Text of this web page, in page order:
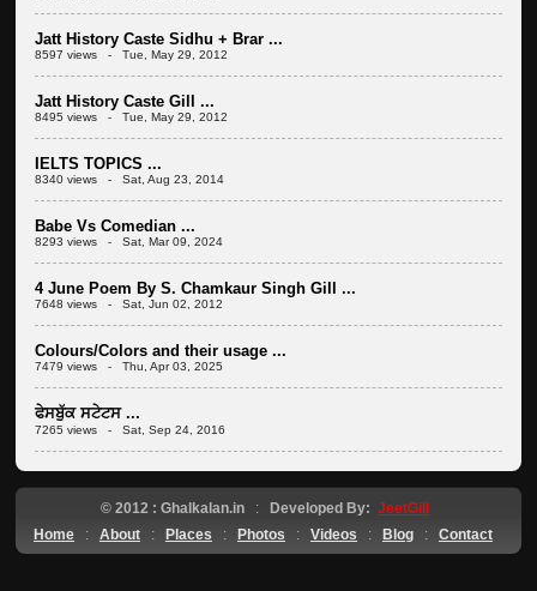
Jatt History Caste Sidhu + Brar ...
8597 views - Tue, May 29, 2012
Jatt History Caste Gill ...
8495 views - Tue, May 29, 2012
IELTS TOPICS ...
8340 views - Sat, Aug 23, 2014
Babe Vs Comedian ...
8293 views - Sat, Mar 09, 2024
4 June Poem By S. Chamkaur Singh Gill ...
7648 views - Sat, Jun 02, 2012
Colours/Colors and their usage ...
7479 views - Thu, Apr 03, 2025
ਫੇਸਬੁੱਕ ਸਟੇਟਸ ...
7265 views - Sat, Sep 24, 2016
© 2012 : Ghalkalan.in: Developed By: JeetGill
Home: About: Places : Photos : Videos : Blog: Contact